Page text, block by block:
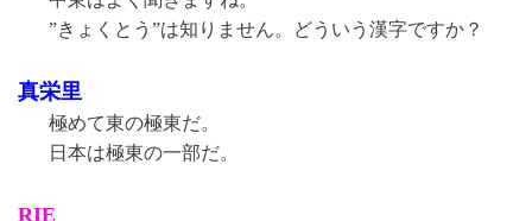
”きょくとう”は知りません。どういう漢字ですか？
真栄里
極めて東の極東だ。
日本は極東の一部だ。
RIE